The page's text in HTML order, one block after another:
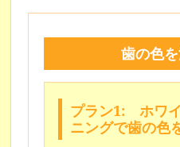
歯の色
プラン1: ホワ
ニングで歯の色